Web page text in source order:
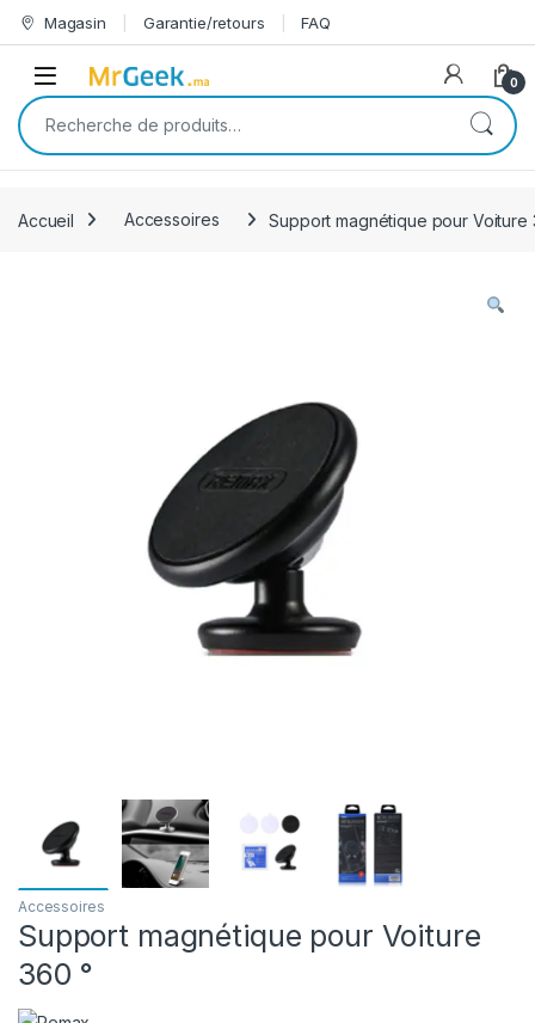
Skip to navigation
Skip to content
Magasin Garantie/retours FAQ
Open 0
Recherche pour :
Accueil Accessoires Support magnétique pour Voiture
Accessoires
Support magnétique pour Voiture
360 °